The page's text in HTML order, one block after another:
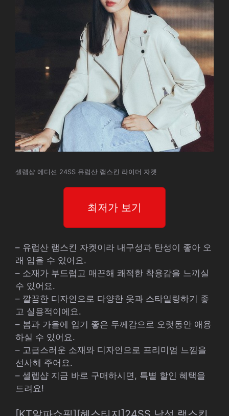
셀렙샵 에디션 24SS 유럽산 램스킨 라이더 자켓
최저가 보기
– 유럽산 램스킨 자켓이라 내구성과 탄성이 좋아 오
래 입을 수 있어요.
– 소재가 부드럽고 매끈해 쾌적한 착용감을 느끼실
수 있어요.
– 깔끔한 디자인으로 다양한 옷과 스타일링하기 좋
고 실용적이에요.
– 봄과 가을에 입기 좋은 두께감으로 오랫동안 애용
하실 수 있어요.
– 고급스러운 소재와 디자인으로 프리미엄 느낌을
선사해 주어요.
– 셀렙샵 지금 바로 구매하시면, 특별 할인 혜택을
드려요!